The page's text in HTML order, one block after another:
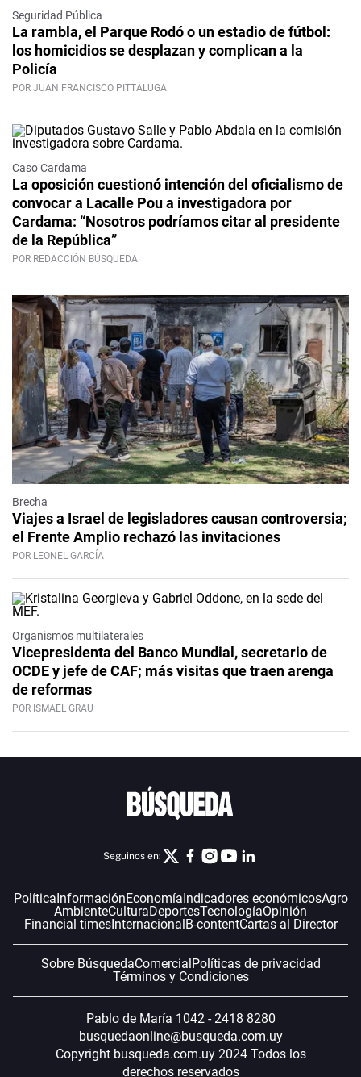
Seguridad Pública
La rambla, el Parque Rodó o un estadio de fútbol:
los homicidios se desplazan y complican a la
Policía
POR JUAN FRANCISCO PITTALUGA
Caso Cardama
La oposición cuestionó intención del oficialismo de
convocar a Lacalle Pou a investigadora por
Cardama: “Nosotros podríamos citar al presidente
de la República”
POR REDACCIÓN BÚSQUEDA
Brecha
Viajes a Israel de legisladores causan controversia;
el Frente Amplio rechazó las invitaciones
POR LEONEL GARCÍA
Organismos multilaterales
Vicepresidenta del Banco Mundial, secretario de
OCDE y jefe de CAF; más visitas que traen arenga
de reformas
POR ISMAEL GRAU
Seguinos en:
PolíticaInformaciónEconomíaIndicadores económicosAgro
AmbienteCulturaDeportesTecnologíaOpinión
Financial timesInternacionalB-contentCartas al Director
Sobre BúsquedaComercialPolíticas de privacidad
Términos y Condiciones
Pablo de María 1042 - 2418 8280
busquedaonline@busqueda.com.uy
Copyright busqueda.com.uy 2024 Todos los
derechos reservados